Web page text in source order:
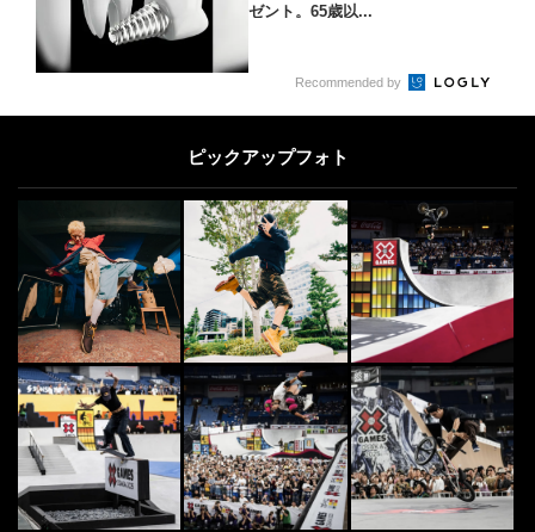
ゼント。65歳以...
Recommended by
ピックアップフォト